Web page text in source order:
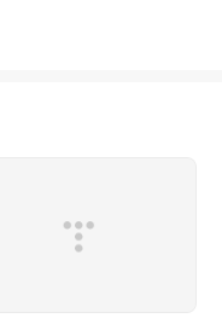
이시기도 하지만, , 등의 저
곳곳에 쓰이는 모습이 참
드렸지만, 수학교실의 hid